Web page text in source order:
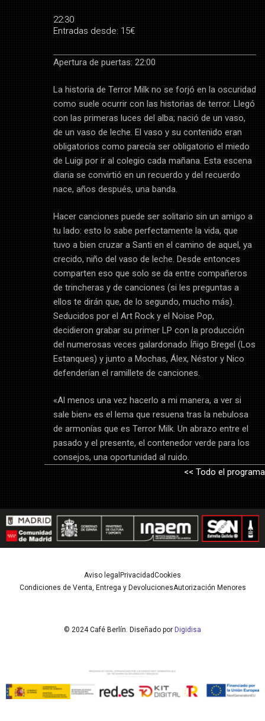
22:30
Entradas desde: 15€
Apertura de puertas: 22:00
La historia de Terror Milk no se forjó en la oscuridad
como suele ocurrir con las historias de terror. Llegó
con las primeras luces del alba; nació de un vaso,
de un vaso de leche. El vaso y su contenido eran
obligatorios como parecía ser obligatorio el miedo
de Luigi por ir al colegio cada mañana. Esta escena
diaria se convirtió en un recuerdo y del recuerdo
nace, años después, una banda.
Hacer canciones puede ser solitario sin un amigo a
tu lado: esto lo sabe perfectamente la vida, que
tuvo a bien cruzar a Santi en el camino de aquel, ya
crecido, niño del vaso de leche. Desde entonces
comparten eso que solo se da entre compañeros
de trincheras y de canciones (si les preguntas a
ellos te dirán que, de lo segundo, mucho más).
Seducidos por el Art Rock y el Noise Pop,
decidieron grabar su primer LP con la producción
del numerosas veces galardonado Íñigo Bregel (Los
Estanques) y junto a Mochas, Álex, Néstor y Nico
defenderían el ramillete de canciones.
«Al menos una vez hacerlo a mi manera, a ver si
sale bien» es el lema que resuena tras la nebulosa
de armonías que es Terror Milk. Un abrazo entre el
pasado y el presente, el contenedor verde para los
consejos, una oportunidad al ruido.
<< Todo el programa
© 2024 Café Berlín. Diseñado por Digidisa
Aviso legal PrivacidadCookies
Condiciones de Venta, Entrega y DevolucionesAutorización Menores